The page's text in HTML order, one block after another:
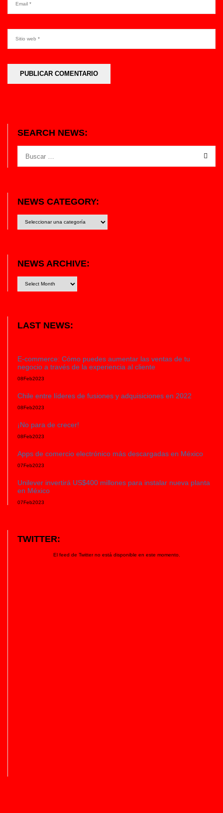
SEARCH NEWS:
NEWS CATEGORY:
category:
NEWS ARCHIVE:
LAST NEWS:
E-commerce: Cómo puedes aumentar las ventas de tu
negocio a través de la experiencia al cliente
08Feb2023
Chile entre líderes de fusiones y adquisiciones en 2022
08Feb2023
¡No para de crecer!
08Feb2023
Apps de comercio electrónico más descargadas en México
07Feb2023
Unilever invertirá US$400 millones para instalar nueva planta
en México
07Feb2023
TWITTER:
El feed de Twitter no está disponible en este momento.